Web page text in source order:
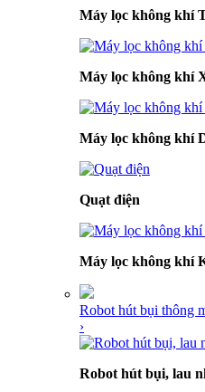
Máy lọc không khí
Máy lọc không khí
Máy lọc không khí
Quạt điện
Máy lọc không khí
Robot hút bụi thông
›
Robot hút bụi, lau